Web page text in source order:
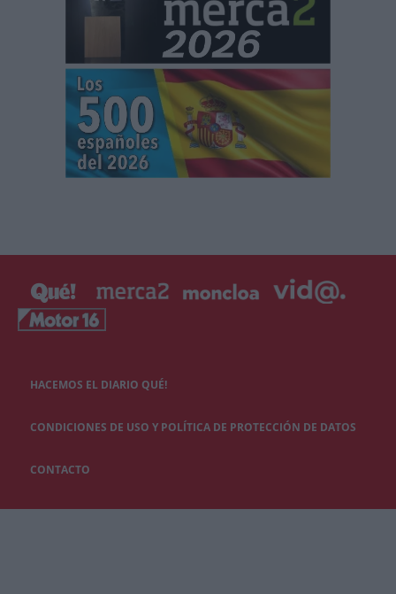
HACEMOS EL DIARIO QUÉ!
CONDICIONES DE USO Y POLÍTICA DE PROTECCIÓN DE DATOS
CONTACTO